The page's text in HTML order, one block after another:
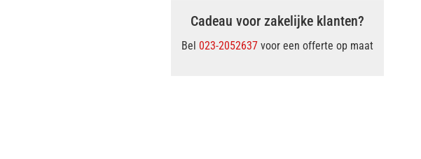
Cadeau voor zakelijke klanten?
Bel 023-2052637 voor een offerte op maat